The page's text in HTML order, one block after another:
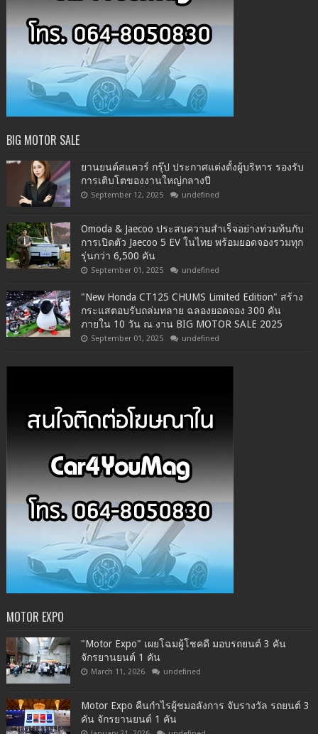
BIG MOTOR SALE
ยานยนต์สแควร์ กรุ๊ป ประกาศแต่งตั้งผู้บริหาร รองรับ
การเติบโตของงานใหญ่กลางปี
September 12, 2025 undefined
Omoda & Jaecoo ประสบความสำเร็จอย่างท่วมท้นกับ
การเปิดตัว Jaecoo 5 EV ในไทย พร้อมยอดจองรวมทุก
รุ่นกว่า 6,500 คัน
September 01, 2025 undefined
"New Honda CT125 CHUMS Limited Edition" สร้าง
กระแสตอบรับถล่มทลาย ฉลองยอดจอง 300 คัน
ภายใน 10 วัน ณ งาน BIG MOTOR SALE 2025
September 01, 2025 undefined
MOTOR EXPO
"Motor Expo" เผยโฉมผู้โชคดี มอบรถยนต์ 3 คัน
จักรยานยนต์ 1 คัน
March 11, 2026 undefined
Motor Expo คืนกำไรผู้ชมอลังการ จับรางวัล รถยนต์ 3
คัน จักรยานยนต์ 1 คัน